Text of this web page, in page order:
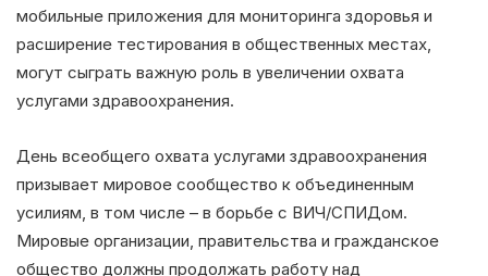
мобильные приложения для мониторинга здоровья и
расширение тестирования в общественных местах,
могут сыграть важную роль в увеличении охвата
услугами здравоохранения.
День всеобщего охвата услугами здравоохранения
призывает мировое сообщество к объединенным
усилиям, в том числе – в борьбе с ВИЧ/СПИДом.
Мировые организации, правительства и гражданское
общество должны продолжать работу над